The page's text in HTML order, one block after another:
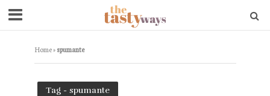
Home»spumante
Tag - spumante